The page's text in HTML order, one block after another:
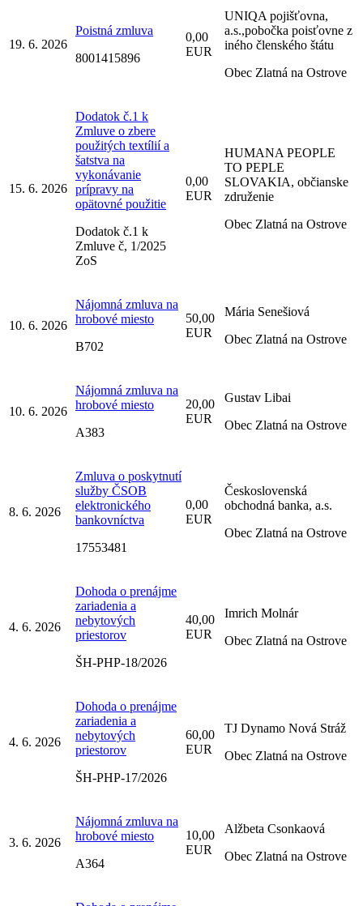
19. 6. 2026
Poistná zmluva
8001415896
0,00
EUR
UNIQA pojišťovna,
a.s.,pobočka poisťovne z
iného členského štátu
Obec Zlatná na Ostrove
15. 6. 2026
Dodatok č.1 k
Zmluve o zbere
použitých textílií a
šatstva na
vykonávanie
prípravy na
opätovné použitie
Dodatok č.1 k
Zmluve č, 1/2025
ZoS
0,00
EUR
HUMANA PEOPLE
TO PEPLE
SLOVAKIA, občianske
združenie
Obec Zlatná na Ostrove
10. 6. 2026
Nájomná zmluva na
hrobové miesto
B702
50,00
EUR
Mária Senešiová
Obec Zlatná na Ostrove
10. 6. 2026
Nájomná zmluva na
hrobové miesto
A383
20,00
EUR
Gustav Libai
Obec Zlatná na Ostrove
8. 6. 2026
Zmluva o poskytnutí
služby ČSOB
elektronického
bankovníctva
17553481
0,00
EUR
Československá
obchodná banka, a.s.
Obec Zlatná na Ostrove
4. 6. 2026
Dohoda o prenájme
zariadenia a
nebytových
priestorov
ŠH-PHP-18/2026
40,00
EUR
Imrich Molnár
Obec Zlatná na Ostrove
4. 6. 2026
Dohoda o prenájme
zariadenia a
nebytových
priestorov
ŠH-PHP-17/2026
60,00
EUR
TJ Dynamo Nová Stráž
Obec Zlatná na Ostrove
3. 6. 2026
Nájomná zmluva na
hrobové miesto
A364
10,00
EUR
Alžbeta Csonkaová
Obec Zlatná na Ostrove